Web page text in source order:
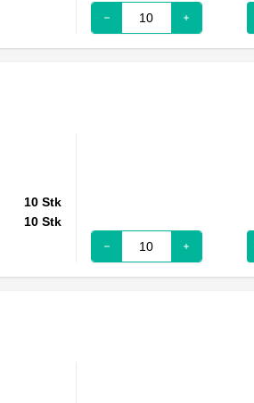
10 Stk
10 Stk